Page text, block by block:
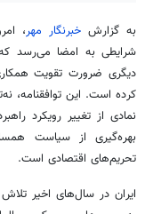
به گزارشخبرنگار مهر،
شرایطی به امضا می‌رسد
دیگری ضرورت تقویت
کرده است. این توافقنامه،
نمادی از تغییر رویکرد
بهره‌گیری از سیاست
تحریم‌های اقتصادی است.
ایران در سال‌های اخیر